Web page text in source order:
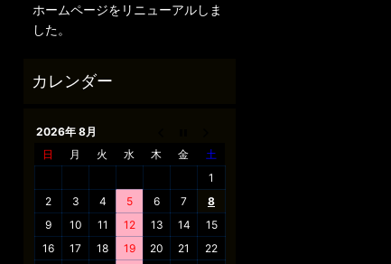
ホームページをリニューアルしま
した。
2026年 8月
日
月 火 水 木 金
土
1
2
3 4 5 6 7
8
9
10 11 12 13 14
15
16
17 18 19 20 21
22